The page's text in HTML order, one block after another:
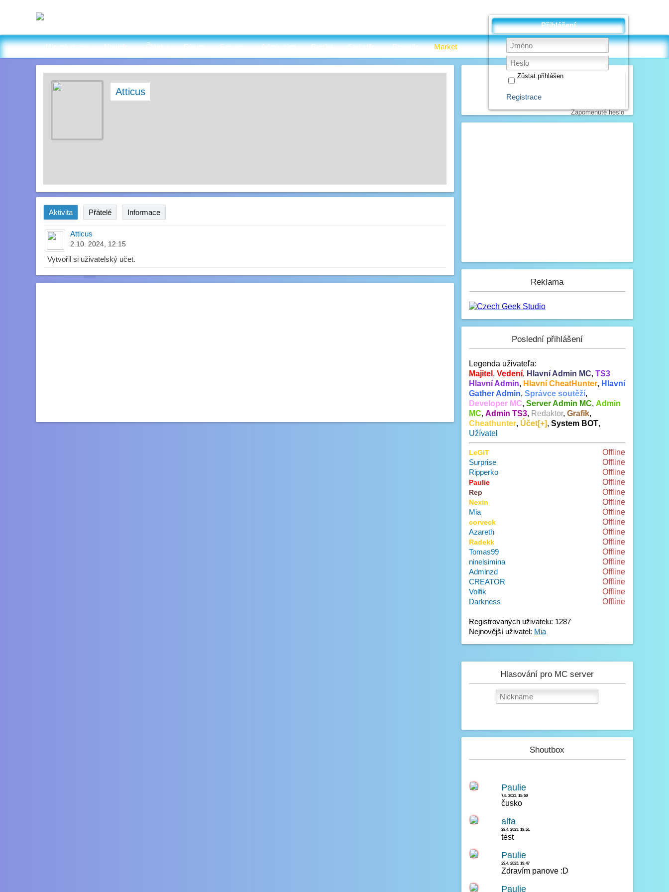
Přihlášení
Zůstat přihlášen
Registrace
Zapomenuté heslo
Hlavní strana Novinky Články Fórum Servery Admin tým Banlist Statistiky Pravidla Market
Atticus
Aktivita Přátelé Informace
Atticus
2.10. 2024, 12:15
Vytvořil si uživatelský učet.
Reklama
Poslední přihlášení
Legenda uživateľa:
Majitel , Vedení, Hlavní Admin MC, TS3
Hlavní Admin, Hlavní CheatHunter, Hlavní
Gather Admin, Správce soutěží,
Developer MC, Server Admin MC, Admin
MC, Admin TS3, Redaktor, Grafik,
Cheathunter, Účet[+], System BOT,
Užívatel
LeGiT
Offline
Surprise
Offline
Ripperko
Offline
Paulie Offline
Rep Offline
Nexin
Offline
Mia
Offline
corveck
Offline
Azareth
Offline
Radekk
Offline
Tomas99
Offline
ninelsimina
Offline
Adminzd
Offline
CREATOR
Offline
Volfik
Offline
Darkness
Offline
Registrovaných uživatelu: 1287
Nejnovější uživatel: Mia
Hlasování pro MC server
Shoutbox
Paulie
7.8. 2023, 15:50
čusko
alfa
29.4. 2023, 19:51
test
Paulie
29.4. 2023, 19:47
Zdravím panove :D
Paulie